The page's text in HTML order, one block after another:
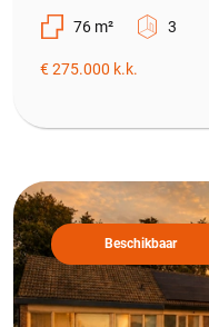
76 m² 3
€ 275.000 k.k.
Beschikbaar